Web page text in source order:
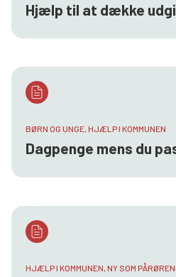
Hjælp til at dække
BØRN OG UNGE, HJÆLP I KOMMUNEN
Dagpenge mens du
HJÆLP I KOMMUNEN, NY SOM